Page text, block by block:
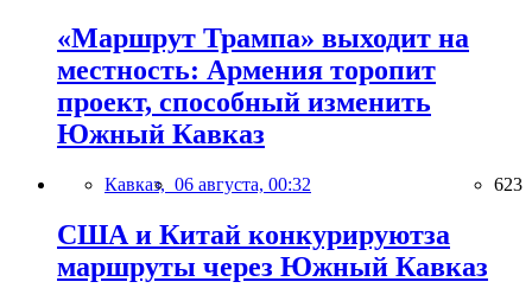
«Маршрут Трампа» выходит на
местность: Армения торопит
проект, способный изменить
Южный Кавказ
Кавказ, 06 августа, 00:32 623
США и Китай конкурируютза
маршруты через Южный Кавказ